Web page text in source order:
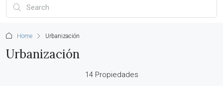
Home Urbanización
Urbanización
14 Propiedades